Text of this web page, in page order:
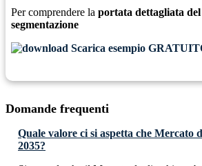
Per comprendere la portata dettagliata
segmentazione
Scarica esempio
Domande frequenti
Quale valore ci si aspetta che
2035?